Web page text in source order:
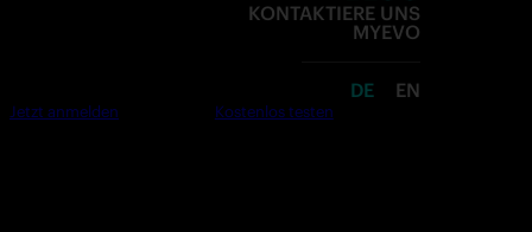
KONTAKTIERE UNS
MYEVO
DE EN
Jetzt anmelden Kostenlos testen